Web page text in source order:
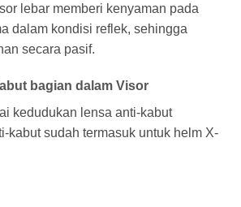
lebar memberi kenyaman pada
dalam kondisi reflek, sehingga
secara pasif.
bagian dalam Visor
kedudukan lensa anti-kabut
kabut sudah termasuk untuk helm X-